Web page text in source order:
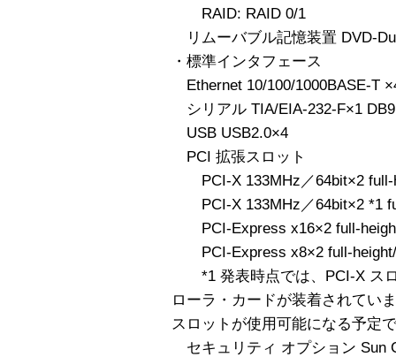
RAID: RAID 0/1
リムーバブル記憶装置 DVD-
・標準インタフェース
Ethernet 10/100/1000BASE-T
シリアル TIA/EIA-232-F×1 DB9
USB USB2.0×4
PCI 拡張スロット
PCI-X 133MHz／64bit×2 full-
PCI-X 133MHz／64bit×2 *1
PCI-Express x16×2 full-
PCI-Express x8×2 full-height/
*1 発表時点では、PCI-X スロ
ローラ・カードが装着されてい
スロットが使用可能になる予定
セキュリティ オプション Sun